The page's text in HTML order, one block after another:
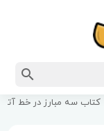
کتاب سه مبارز در خط